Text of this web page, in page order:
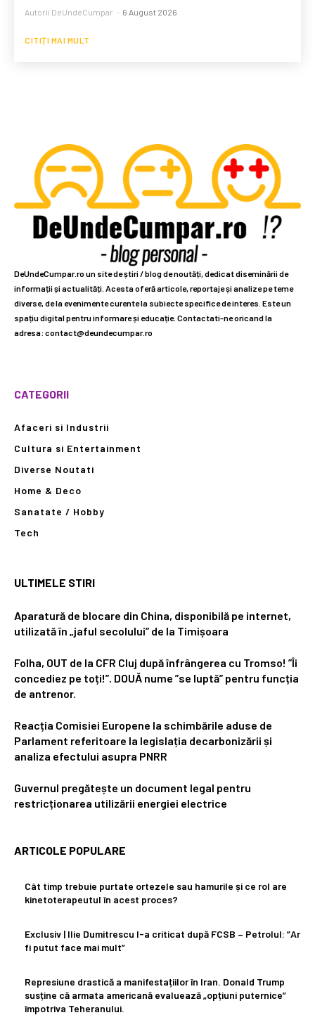
Autorii DeUndeCumpar - 6 August 2026
CITIȚI MAI MULT
DeUndeCumpar.ro un site de știri / blog de noutăți, dedicat diseminării de
informații și actualități. Acesta oferă articole, reportaje și analize pe teme
diverse, de la evenimente curente la subiecte specifice de interes. Este un
spațiu digital pentru informare și educație. Contactati-ne oricand la
adresa: contact@deundecumpar.ro
CATEGORII
Afaceri si Industrii
Cultura si Entertainment
Diverse Noutati
Home & Deco
Sanatate / Hobby
Tech
ULTIMELE STIRI
Aparatură de blocare din China, disponibilă pe internet,
utilizată în „jaful secolului” de la Timișoara
Folha, OUT de la CFR Cluj după înfrângerea cu Tromso! ”Îi
concediez pe toți!”. DOUĂ nume ”se luptă” pentru funcția
de antrenor.
Reacția Comisiei Europene la schimbările aduse de
Parlament referitoare la legislația decarbonizării și
analiza efectului asupra PNRR
Guvernul pregătește un document legal pentru
restricționarea utilizării energiei electrice
ARTICOLE POPULARE
Cât timp trebuie purtate ortezele sau hamurile și ce rol are
kinetoterapeutul în acest proces?
Exclusiv | Ilie Dumitrescu l-a criticat după FCSB – Petrolul: ”Ar
fi putut face mai mult”
Represiune drastică a manifestațiilor în Iran. Donald Trump
susține că armata americană evaluează „opțiuni puternice”
împotriva Teheranului.